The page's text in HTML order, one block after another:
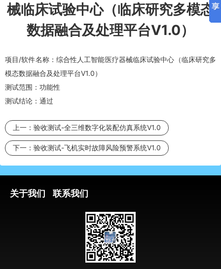
械临床试验中心（临床研究多模态
数据融合及处理平台V1.0）
项目/软件名称：综合性人工智能医疗器械临床试验中心（临床研究多
模态数据融合及处理平台V1.0）
测试范围：功能性
测试结论：通过
上一： 验收测试-全三维数字化装配仿真系统V1.0
下一： 验收测试-飞机实时故障风险预警系统V1.0
关于我们 联系我们